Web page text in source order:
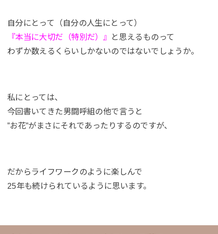
自分にとって（自分の人生にとって）
『本当に大切だ（特別だ）』
と思えるものって
わずか数えるくらいしかないのではないでしょうか。
私にとっては、
今回書いてきた男闘呼組の他で言うと
”お花”がまさにそれであったりするのですが、
だからライフワークのように楽しんで
25年も続けられているように思います。